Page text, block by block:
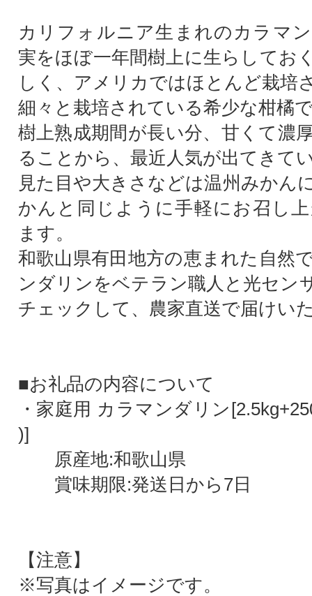
カリフォルニア生まれのカラマ
実をほぼ一年間樹上に生らしてお
しく、アメリカではほとんど栽培
細々と栽培されている希少な柑橘
樹上熟成期間が長い分、甘くて濃
ることから、最近人気が出てきて
見た目や大きさなどは温州みかん
かんと同じように手軽にお召し
ます。
和歌山県有田地方の恵まれた自然
ンダリンをベテラン職人と光セン
チェックして、農家直送で届けい
■お礼品の内容について
・家庭用 カラマンダリン
)]
原産地:和歌山県
賞味期限:発送日から7日
【注意】
※写真はイメージです。